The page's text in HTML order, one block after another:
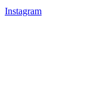
Instagram